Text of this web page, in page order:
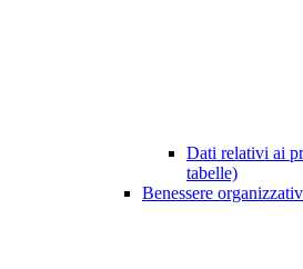
Dati relativi ai
tabelle)
Benessere